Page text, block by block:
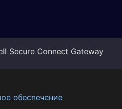
Secure Connect Gateway
обеспечение